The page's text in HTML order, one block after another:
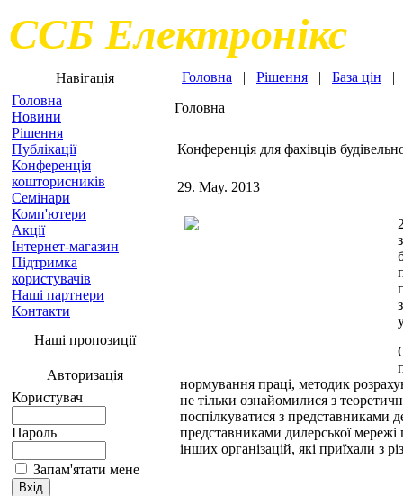
ССБ Електронікс
Навігація
Головна
Новини
Рішення
Публікації
Конференція
кошторисників
Семінари
Комп'ютери
Акції
Інтернет-магазин
Підтримка
користувачів
Наші партнери
Контакти
Наші пропозиції
Авторизація
Користувач
Пароль
Запам'ятати мене
Головна | Рішення | База цін
Головна
Конференція для фахівців
29. May. 2013
нормування праці, методик
не тільки ознайомилися з
поспілкуватися з представниками
представниками дилерської
інших організацій, які приїхали з